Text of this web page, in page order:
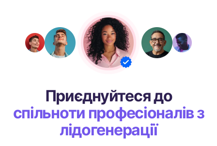
Приєднуйтеся до
спільноти професіоналів з
лідогенерації